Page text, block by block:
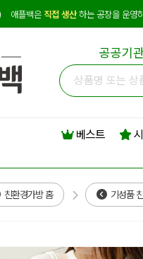
애플백은 직접 생산하는 공장을 운영
공공기
베스트
친환경가방 홈 기성품